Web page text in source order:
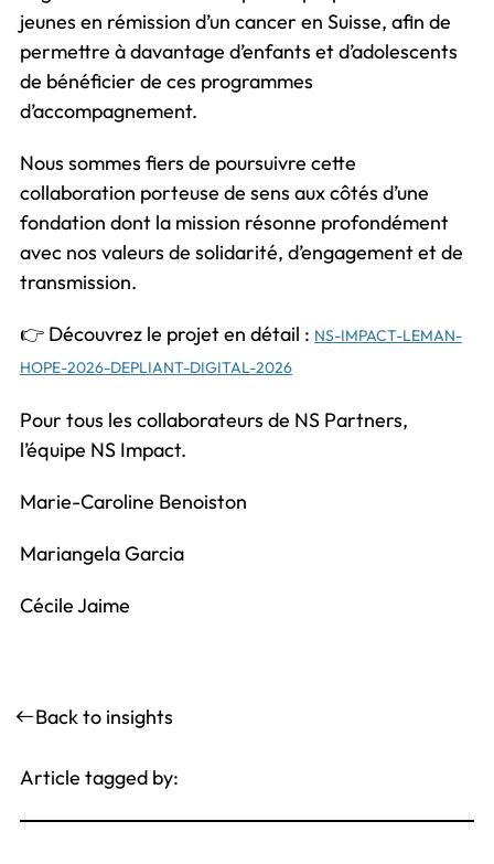
jeunes en rémission d’un cancer en Suisse, afin de
permettre à davantage d’enfants et d’adolescents
de bénéficier de ces programmes
d’accompagnement.
Nous sommes fiers de poursuivre cette
collaboration porteuse de sens aux côtés d’une
fondation dont la mission résonne profondément
avec nos valeurs de solidarité, d’engagement et de
transmission.
👉 Découvrez le projet en détail : NS-IMPACT-LEMAN-
HOPE-2026-DEPLIANT-DIGITAL-2026
Pour tous les collaborateurs de NS Partners,
l’équipe NS Impact.
Marie-Caroline Benoiston
Mariangela Garcia
Cécile Jaime
Back to insights
Article tagged by: